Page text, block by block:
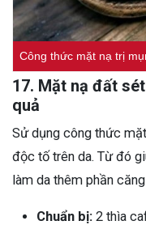
Công thức mặt nạ trị
17. Mặt nạ đất
quả
Sử dụng công thức
độc tố trên da. Từ đó
làm da thêm phần
Chuẩn bị: 2 thìa